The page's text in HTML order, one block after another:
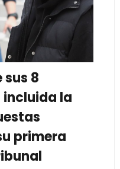
sus 8
la
primera